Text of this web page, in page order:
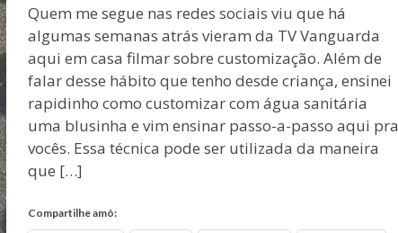
Quem me segue nas redes sociais viu que há
algumas semanas atrás vieram da TV Vanguarda
aqui em casa filmar sobre customização. Além de
falar desse hábito que tenho desde criança, ensinei
rapidinho como customizar com água sanitária
uma blusinha e vim ensinar passo-a-passo aqui pra
vocês. Essa técnica pode ser utilizada da maneira
que […]
Compartilhe amô: